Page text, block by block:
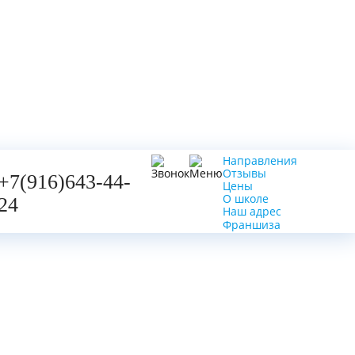
44-
Направления
Отзывы
Цены
О школе
Наш адрес
Франшиза